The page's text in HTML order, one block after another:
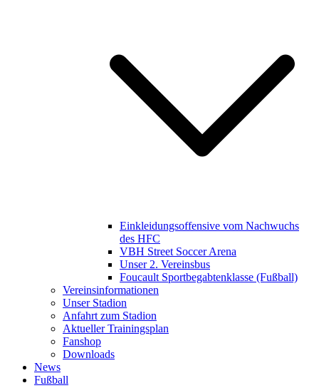
Einkleidungsoffensive vom Nachwuchs
des HFC
VBH Street Soccer Arena
Unser 2. Vereinsbus
Foucault Sportbegabtenklasse (Fußball)
Vereinsinformationen
Unser Stadion
Anfahrt zum Stadion
Aktueller Trainingsplan
Fanshop
Downloads
News
Fußball